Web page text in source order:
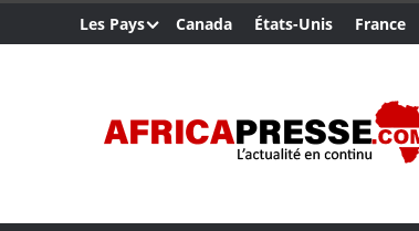
Les Pays Canada États-Unis France